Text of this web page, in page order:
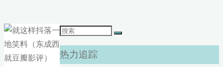
搜
索：
热力追踪